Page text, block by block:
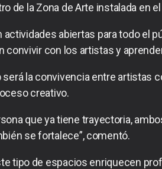
de la Zona de Arte instalada en
abiertas para todo el
con los artistas y
la convivencia entre artistas
creativo.
que ya tiene trayectoria,
se fortalece”, comentó.
tipo de espacios enriquecen